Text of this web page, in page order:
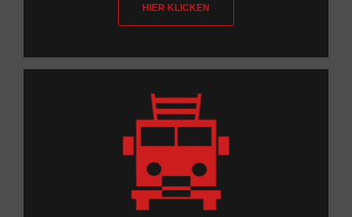
HIER KLICKEN